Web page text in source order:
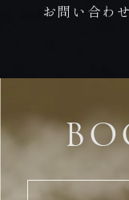
お問い合わせ